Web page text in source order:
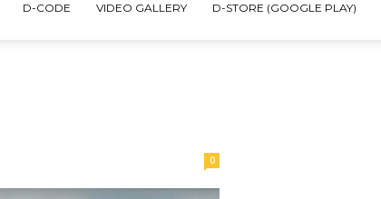
D-CODE VIDEO GALLERY D-STORE (GOOGLE PLAY)
0